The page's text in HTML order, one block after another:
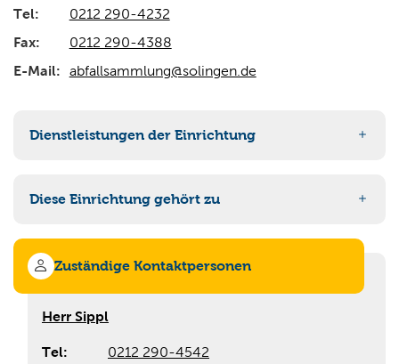
Tel:
0212 290-4232
Fax:
0212 290-4388
E-Mail:
abfallsammlung@solingen.de
Dienstleistungen der Einrichtung
Blaue Behälter
Grünschnittcontainer
Diese Einrichtung gehört zu
90-4023 Operative Abfallsammlung
Zuständige Kontaktpersonen
Herr Sippl
Tel:
0212 290-4542